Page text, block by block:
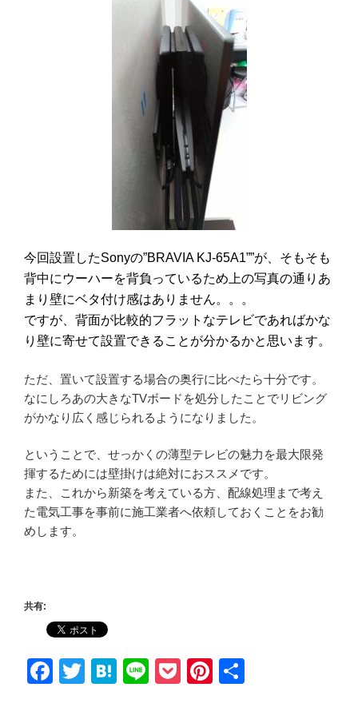
今回設置したSonyの”BRAVIA KJ-65A1””が、そもそも
背中にウーハーを背負っているため上の写真の通りあ
まり壁にベタ付け感はありません。。。
ですが、背面が比較的フラットなテレビであればかな
り壁に寄せて設置できることが分かるかと思います。
ただ、置いて設置する場合の奥行に比べたら十分です。
なにしろあの大きなTVボードを処分したことでリビング
がかなり広く感じられるようになりました。
ということで、せっかくの薄型テレビの魅力を最大限発
揮するためには壁掛けは絶対におススメです。
また、これから新築を考えている方、配線処理まで考え
た電気工事を事前に施工業者へ依頼しておくことをお勧
めします。
共有:
F
T
H
Li
P
Pi